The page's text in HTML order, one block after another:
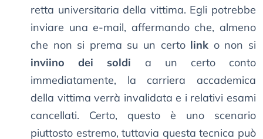
retta universitaria della vittima. Egli potrebbe
inviare una e-mail, affermando che, almeno
che non si prema su un certo link o non si
inviino dei soldi a un certo conto
immediatamente, la carriera accademica
della vittima verrà invalidata e i relativi esami
cancellati. Certo, questo è uno scenario
piuttosto estremo, tuttavia questa tecnica può